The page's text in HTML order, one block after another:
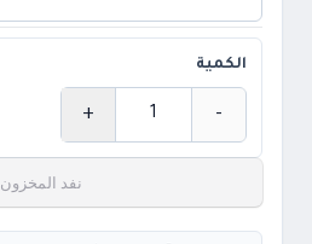
الكمية
-
+
نفد المخزون